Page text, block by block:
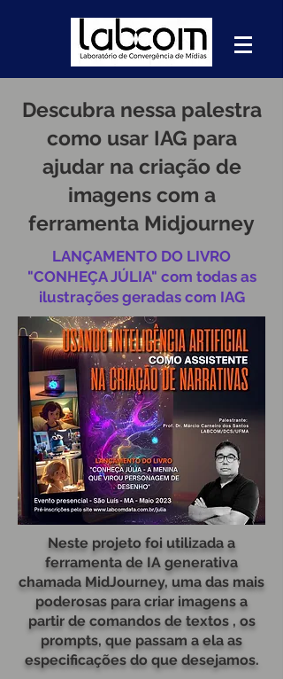
Descubra nessa palestra
como usar IAG para
ajudar na criação de
imagens com a
ferramenta Midjourney
LANÇAMENTO DO LIVRO
"CONHEÇA JÚLIA" com todas as
ilustrações geradas com IAG
Neste projeto foi utilizada a
ferramenta de IA generativa
chamada MidJourney, uma das mais
poderosas para criar imagens a
partir de comandos de textos , os
prompts, que passam a ela as
especificações do que desejamos.